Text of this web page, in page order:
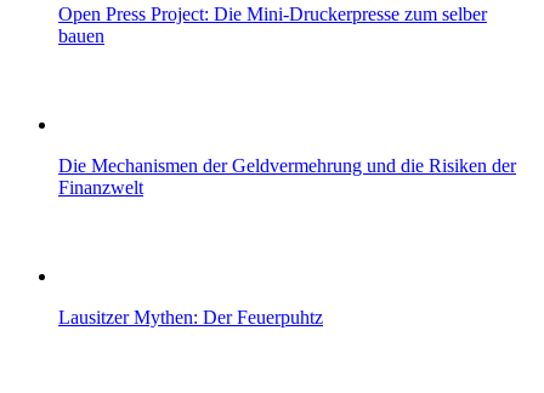
Open Press Project: Die Mini-Druckerpresse zum selber
bauen
Die Mechanismen der Geldvermehrung und die Risiken der
Finanzwelt
Lausitzer Mythen: Der Feuerpuhtz